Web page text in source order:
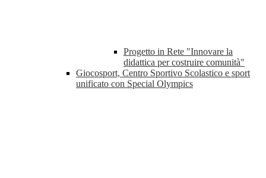
Progetto in Rete "Innovare la
didattica per costruire comunità"
Giocosport, Centro Sportivo Scolastico e sport
unificato con Special Olympics